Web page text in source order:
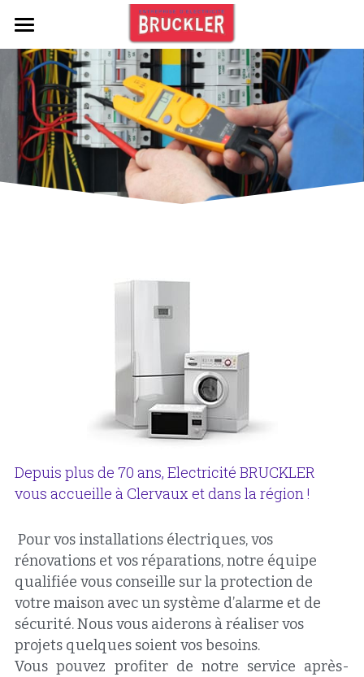
Accueil
Nos services
Electroménager
Contact
Depuis plus de 70 ans, Electricité BRUCKLER
vous accueille à Clervaux et dans la région !
Pour vos installations électriques, vos
rénovations et vos réparations, notre équipe
qualifiée vous conseille sur la protection de
votre maison avec un système d’alarme et de
sécurité. Nous vous aiderons à réaliser vos
projets quelques soient vos besoins.
Vous pouvez profiter de notre service après-